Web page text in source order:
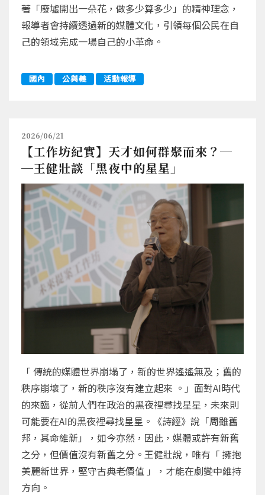
著「廢墟開出一朵花，做多少算多少」的精神理念，
報導者會持續透過新的媒體文化，引領每個公民在自
己的領域完成一場自己的小革命。
國內 公與義 活動報導
2026/06/21
【工作坊紀實】天才如何群聚而來？─
─王健壯談「黑夜中的星星」
「 傳統的媒體世界崩塌了，新的世界遙遙無及；舊的
秩序崩壞了，新的秩序沒有建立起來 。」面對AI時代
的來臨，從前人們在政治的黑夜裡尋找星星，未來則
可能要在AI的黑夜裡尋找星星。《詩經》說「周雖舊
邦，其命維新」，如今亦然，因此，媒體或許有新舊
之分，但價值沒有新舊之分。王健壯說，唯有「 擁抱
美麗新世界，堅守古典老價值 」，才能在劇變中維持
方向。